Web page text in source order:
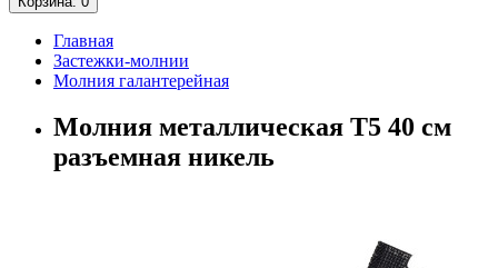
Главная
Застежки-молнии
Молния галантерейная
Молния металлическая Т5 40 см
разъемная никель